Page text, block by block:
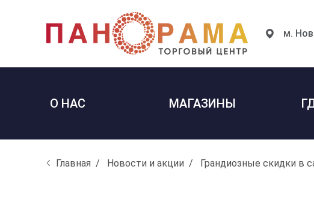
м.
О НАС МАГАЗИНЫ
Главная Новости и акции Грандиозные скидки в